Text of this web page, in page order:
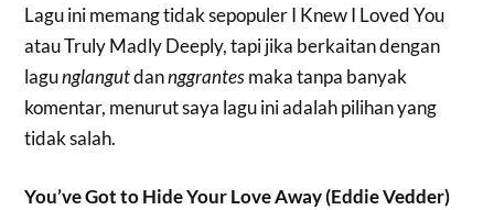
Lagu ini memang tidak sepopuler I Knew I Loved You
atau Truly Madly Deeply, tapi jika berkaitan dengan
lagunglangutdannggrantesmaka tanpa banyak
komentar, menurut saya lagu ini adalah pilihan yang
tidak salah.
You’ve Got to Hide Your Love Away (Eddie Vedder)